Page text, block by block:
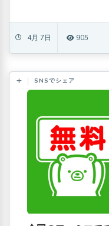
4月 7日 905
SNSでシェア